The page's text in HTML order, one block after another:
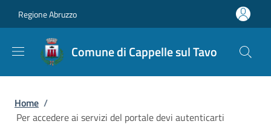
Regione Abruzzo
Comune di Cappelle sul Tavo
Briciole di pane
Home /
Per accedere ai servizi del portale devi autenticarti